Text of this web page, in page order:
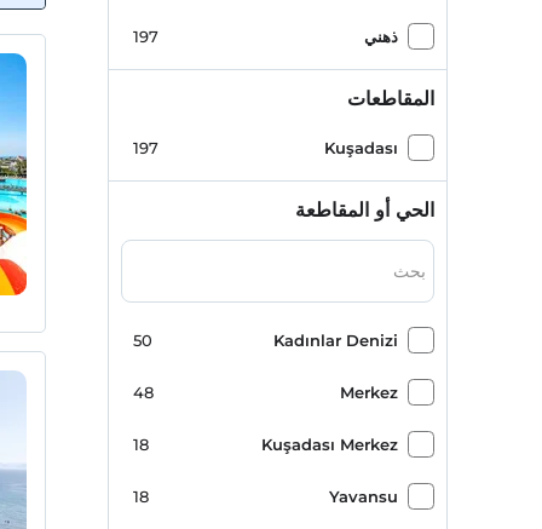
ذهني 197
المقاطعات
Kuşadası
197
الحي أو المقاطعة
Kadınlar Denizi
50
Merkez
48
Kuşadası Merkez
18
Yavansu
18